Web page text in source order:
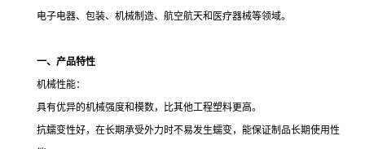
电子电器、包装、机械制造、航空航天和医疗器械等领域。
一、产品特性
机械性能：
具有优异的机械强度和模数，比其他工程塑料更高。
抗蠕变性好，在长期承受外力时不易发生蠕变，能保证制品长期使用性